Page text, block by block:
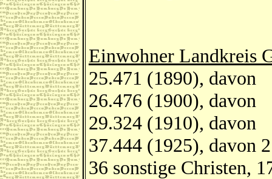
Einwohner Landkreis
25.471 (1890), davon
26.476 (1900), davon
29.324 (1910), davon
37.444 (1925), davon
36 sonstige Christen,